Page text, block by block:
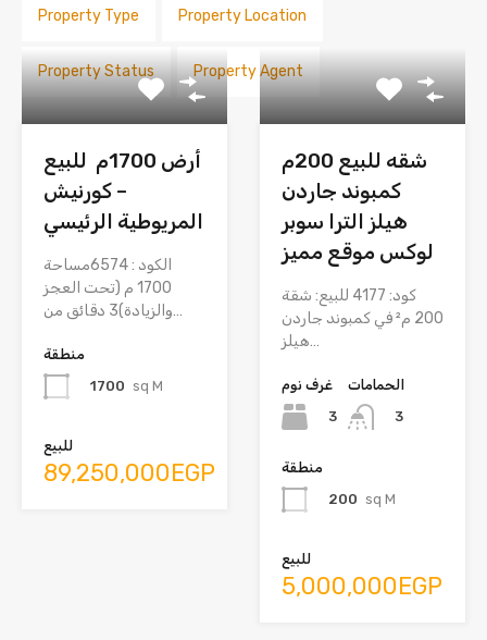
Property Type Property Location
Property Status Property Agent
أرض 1700م للبيع
– كورنيش
المريوطية الرئيسي
الكود : 6574مساحة
1700 م (تحت العجز
والزيادة)3 دقائق من…
منطقة
1700 sq M
للبيع
89,250,000EGP
شقه للبيع 200م
كمبوند جاردن
هيلز الترا سوبر
لوكس موقع مميز
كود: 4177 للبيع: شقة
200 م² في كمبوند جاردن
هيلز…
غرف نوم
3
الحمامات
3
منطقة
200 sq M
للبيع
5,000,000EGP